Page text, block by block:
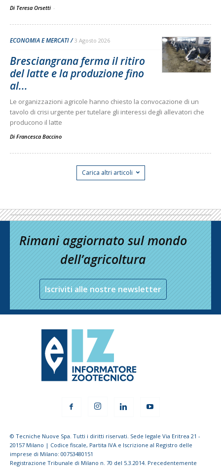
Di Teresa Orsetti -
ECONOMIA E MERCATI 3 Agosto 2026
Bresciangrana ferma il ritiro
del latte e la produzione fino
al...
Le organizzazioni agricole hanno chiesto la convocazione di un
tavolo di crisi urgente per tutelare gli interessi degli allevatori che
producono il latte
Di Francesca Baccino
Carica altri articoli
Rimani aggiornato sul mondo
dell’agricoltura
Iscriviti alle nostre newsletter
© Tecniche Nuove Spa. Tutti i diritti riservati. Sede legale Via Eritrea 21 -
20157 Milano | Codice fiscale, Partita IVA e Iscrizione al Registro delle
imprese di Milano: 00753480151
Registrazione Tribunale di Milano n. 70 del 5.3.2014. Precedentemente